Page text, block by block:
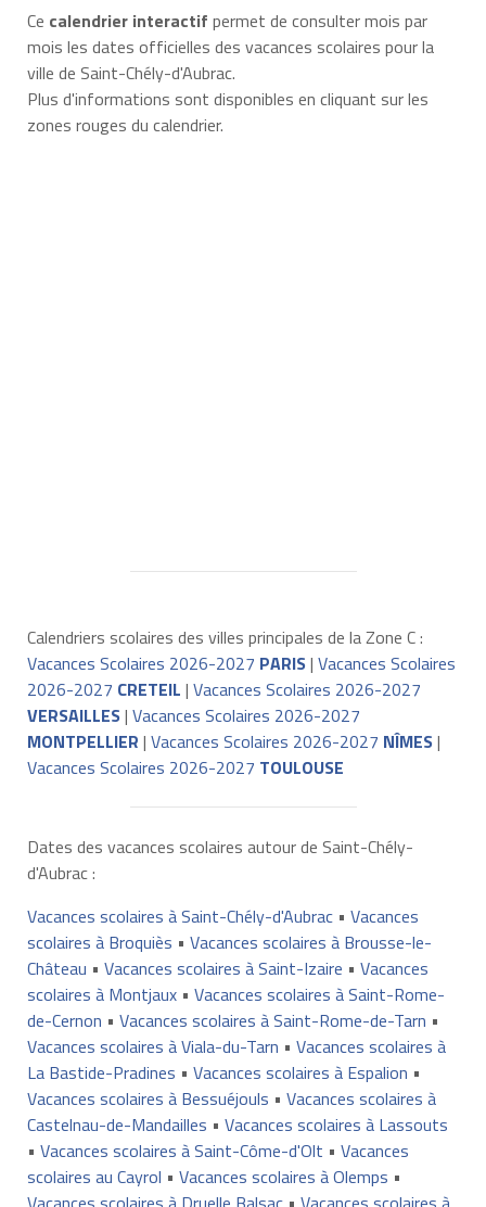
Ce calendrier interactif permet de consulter mois par
mois les dates officielles des vacances scolaires pour la
ville de Saint-Chély-d'Aubrac.
Plus d'informations sont disponibles en cliquant sur les
zones rouges du calendrier.
Calendriers scolaires des villes principales de la Zone C :
Vacances Scolaires 2026-2027 PARIS| Vacances Scolaires
2026-2027 CRETEIL | Vacances Scolaires 2026-2027
VERSAILLES| Vacances Scolaires 2026-2027
MONTPELLIER | Vacances Scolaires 2026-2027 NÎMES|
Vacances Scolaires 2026-2027 TOULOUSE
Dates des vacances scolaires autour de Saint-Chély-
d'Aubrac :
Vacances scolaires à Saint-Chély-d'Aubrac• Vacances
scolaires à Broquiès • Vacances scolaires à Brousse-le-
Château • Vacances scolaires à Saint-Izaire • Vacances
scolaires à Montjaux• Vacances scolaires à Saint-Rome-
de-Cernon • Vacances scolaires à Saint-Rome-de-Tarn •
Vacances scolaires à Viala-du-Tarn • Vacances scolaires à
La Bastide-Pradines • Vacances scolaires à Espalion •
Vacances scolaires à Bessuéjouls • Vacances scolaires à
Castelnau-de-Mandailles • Vacances scolaires à Lassouts
• Vacances scolaires à Saint-Côme-d'Olt • Vacances
scolaires au Cayrol • Vacances scolaires à Olemps •